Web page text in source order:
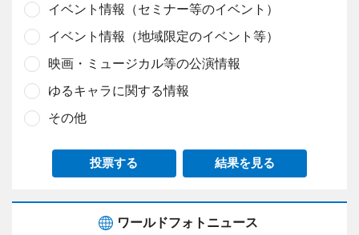
イベント情報（セミナー等のイベント）
イベント情報（地域限定のイベント等）
映画・ミュージカル等の公演情報
ゆるキャラに関する情報
その他
投票する 結果を見る
ワールドフォトニュース